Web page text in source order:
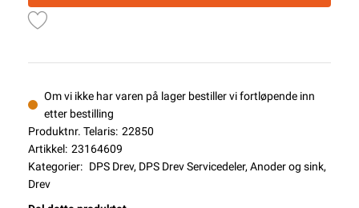
Om vi ikke har varen på lager bestiller vi fortløpende inn
etter bestilling
Produktnr. Telaris: 22850
Artikkel: 23164609
Kategorier: DPS Drev, DPS Drev Servicedeler, Anoder og sink,
Drev